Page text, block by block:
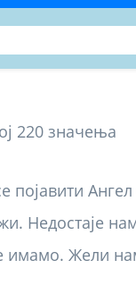
појавити
Недостаје
имамо. Жели